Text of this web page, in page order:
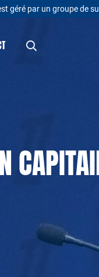
géré par un groupe de